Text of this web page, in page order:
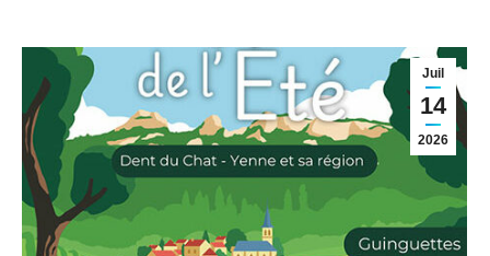
Juil
14
2026